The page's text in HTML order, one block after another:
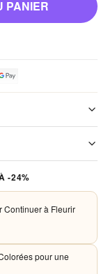
PANIER
de port, jamais.
Aucune donnée
-24%
Continuer à Fleurir
pour une